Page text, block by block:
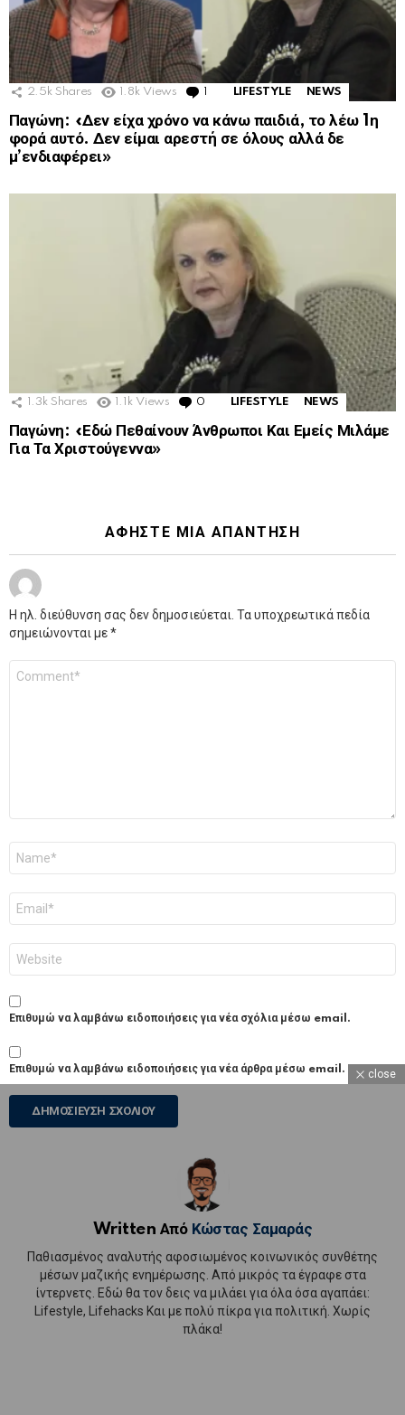
2.5k Shares 1.8k Views 1 Comment
LIFESTYLE NEWS
Παγώνη: «Δεν είχα χρόνο να κάνω παιδιά, το λέω 1η
φορά αυτό. Δεν είμαι αρεστή σε όλους αλλά δε
μ’ενδιαφέρει»
1.3k Shares 1.1k Views 0 Comments
LIFESTYLE NEWS
Παγώνη: «Εδώ Πεθαίνουν Άνθρωποι Και Εμείς Μιλάμε
Για Τα Χριστούγεννα»
ΑΦΉΣΤΕ ΜΙΑ ΑΠΆΝΤΗΣΗ
Η ηλ. διεύθυνση σας δεν δημοσιεύεται. Τα υποχρεωτικά πεδία
σημειώνονται με*
Επιθυμώ να λαμβάνω ειδοποιήσεις για νέα σχόλια μέσω email.
Επιθυμώ να λαμβάνω ειδοποιήσεις για νέα άρθρα μέσω email.
Written Από Κώστας Σαμαράς
Παθιασμένος αναλυτής αφοσιωμένος κοινωνικός συνθέτης
μέσων μαζικής ενημέρωσης. Από μικρός τα έγραφε στα
ίντερνετς. Εδώ θα τον δεις να μιλάει για όλα όσα αγαπάει:
Lifestyle, Lifehacks Και με πολύ πίκρα για πολιτική. Χωρίς
πλάκα!
close